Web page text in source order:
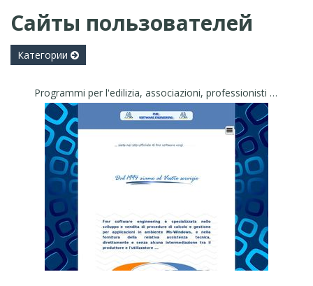
Сайты пользователей
Категории
Programmi per l'edilizia, associazioni, professionisti ed Enti Pubblici